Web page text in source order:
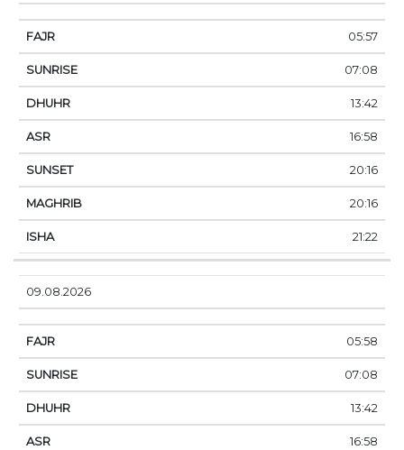
05:57
07:08
13:42
16:58
20:16
20:16
21:22
09.08.2026
05:58
07:08
13:42
16:58